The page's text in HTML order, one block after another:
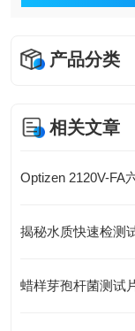
产品分类
相关文章
Optizen 2120V-FA
揭秘水质快速检测
蜡样芽孢杆菌测试